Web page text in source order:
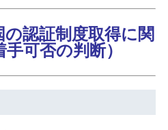
の認証制度取得に関
可否の判断）